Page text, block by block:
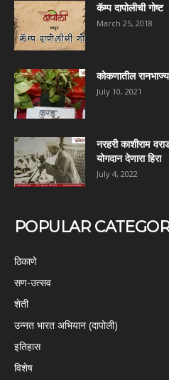
कॅम्प दापोलीची गोष्ट
March 25, 2018
कोकणातील
July 10, 2021
नरहरी काशीराम
योगदान देणारा हिरा
July 4, 2022
POPULAR
ठिकाणे
सण-उत्सव
शेती
उन्नत भारत अभियान (दापोली)
इतिहास
विशेष